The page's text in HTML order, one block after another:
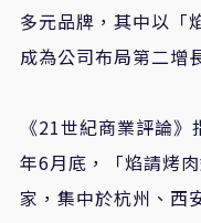
多元品牌，其中以「
成為公司布局第二增
《21世紀商業評論
年6月底，「焰請烤
家，集中於杭州、西